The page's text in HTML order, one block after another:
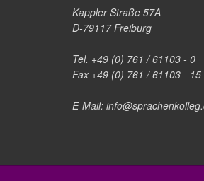
Kappler Straße 57A
D-79117 Freiburg
Tel. +49 (0) 761 / 61103 - 0
Fax +49 (0) 761 / 61103 - 15
E-Mail: